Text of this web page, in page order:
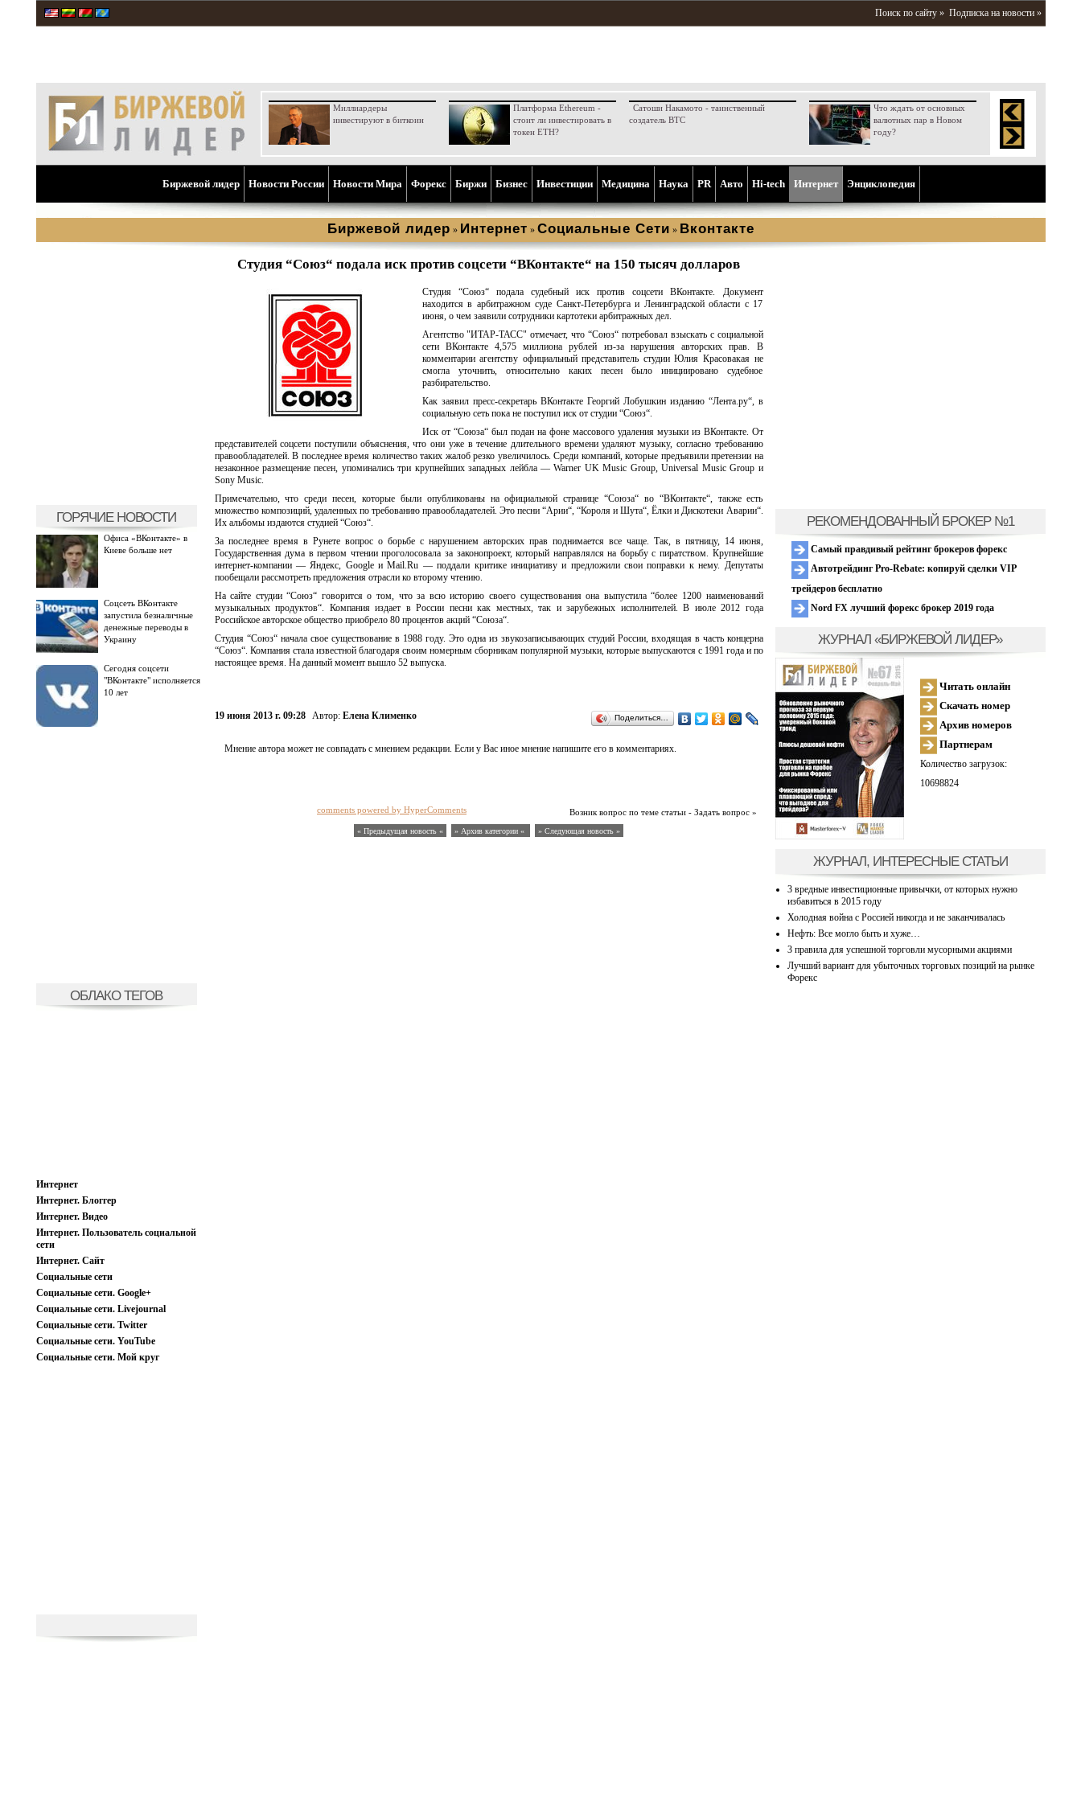
Поиск по сайту » Подписка на новости »
Миллиардеры
инвестируют в биткоин
Платформа Ethereum -
стоит ли инвестировать в
токен ETH?
Сатоши Накамото - таинственный
создатель BTC
Что ждать от основных
валютных пар в Новом
году?
Биржевой лидер Новости России Новости Мира Форекс Биржи Бизнес Инвестиции Медицина Наука PR Aвто Hi-tech Интернет Энциклопедия
Биржевой лидер » Интернет » Социальные Сети » Вконтакте
ГОРЯЧИЕ НОВОСТИ
Офиса «ВКонтакте» в
Киеве больше нет
Соцсеть ВКонтакте
запустила безналичные
денежные переводы в
Украину
Сегодня соцсети
"ВКонтакте" исполняется
10 лет
ОБЛАКО ТЕГОВ
Интернет
Интернет. Блоггер
Интернет. Видео
Интернет. Пользователь социальной
сети
Интернет. Сайт
Социальные сети
Социальные сети. Google+
Социальные сети. Livejournal
Социальные сети. Twitter
Социальные сети. YouTube
Социальные сети. Мой круг
Студия “Союз“ подала иск против соцсети “ВКонтакте“ на 150 тысяч долларов
Студия “Союз“ подала судебный иск против соцсети ВКонтакте. Документ
находится в арбитражном суде Санкт-Петербурга и Ленинградской области с 17
июня, о чем заявили сотрудники картотеки арбитражных дел.
Агентство "ИТАР-ТАСС" отмечает, что “Союз“ потребовал взыскать с социальной
сети ВКонтакте 4,575 миллиона рублей из-за нарушения авторских прав. В
комментарии агентству официальный представитель студии Юлия Красовакая не
смогла уточнить, относительно каких песен было инициировано судебное
разбирательство.
Как заявил пресс-секретарь ВКонтакте Георгий Лобушкин изданию “Лента.ру“, в
социальную сеть пока не поступил иск от студии “Союз“.
Иск от “Союза“ был подан на фоне массового удаления музыки из ВКонтакте. От
представителей соцсети поступили объяснения, что они уже в течение длительного времени удаляют музыку, согласно требованию
правообладателей. В последнее время количество таких жалоб резко увеличилось. Среди компаний, которые предъявили претензии на
незаконное размещение песен, упоминались три крупнейших западных лейбла — Warner UK Music Group, Universal Music Group и
Sony Music.
Примечательно, что среди песен, которые были опубликованы на официальной странице “Союза“ во “ВКонтакте“, также есть
множество композиций, удаленных по требованию правообладателей. Это песни “Арии“, “Короля и Шута“, Ёлки и Дискотеки Аварии“.
Их альбомы издаются студией “Союз“.
За последнее время в Рунете вопрос о борьбе с нарушением авторских прав поднимается все чаще. Так, в пятницу, 14 июня,
Государственная дума в первом чтении проголосовала за законопроект, который направлялся на борьбу с пиратством. Крупнейшие
интернет-компании — Яндекс, Google и Mail.Ru — поддали критике инициативу и предложили свои поправки к нему. Депутаты
пообещали рассмотреть предложения отрасли ко второму чтению.
На сайте студии “Союз“ говорится о том, что за всю историю своего существования она выпустила “более 1200 наименований
музыкальных продуктов“. Компания издает в России песни как местных, так и зарубежных исполнителей. В июле 2012 года
Российское авторское общество приобрело 80 процентов акций “Союза“.
Студия “Союз“ начала свое существование в 1988 году. Это одна из звукозаписывающих студий России, входящая в часть концерна
“Союз“. Компания стала известной благодаря своим номерным сборникам популярной музыки, которые выпускаются с 1991 года и по
настоящее время. На данный момент вышло 52 выпуска.
19 июня 2013 г. 09:28 Автор: Елена Клименко Поделиться…
Мнение автора может не совпадать с мнением редакции. Если у Вас иное мнение напишите его в комментариях.
Возник вопрос по теме статьи - Задать вопрос »
comments powered by HyperComments
« Предыдущая новость « » Архив категории « » Следующая новость »
РЕКОМЕНДОВАННЫЙ БРОКЕР №1
Самый правдивый рейтинг брокеров форекс
Автотрейдинг Pro-Rebate: копируй сделки VIP
трейдеров бесплатно
Nord FX лучший форекс брокер 2019 года
ЖУРНАЛ «БИРЖЕВОЙ ЛИДЕР»
Читать онлайн
Скачать номер
Архив номеров
Партнерам
Количество загрузок:
10698824
ЖУРНАЛ, ИНТЕРЕСНЫЕ СТАТЬИ
3 вредные инвестиционные привычки, от которых нужно
избавиться в 2015 году
Холодная война с Россией никогда и не заканчивалась
Нефть: Все могло быть и хуже…
3 правила для успешной торговли мусорными акциями
Лучший вариант для убыточных торговых позиций на рынке
Форекс